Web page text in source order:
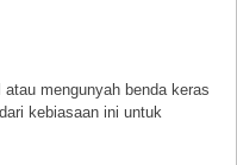
mengunyah benda keras
kebiasaan ini untuk